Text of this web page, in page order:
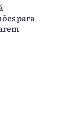
para